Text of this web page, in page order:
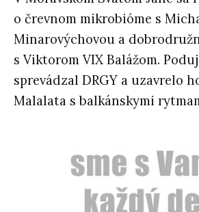
o črevnom mikrobióme s
Minarovýchovou a
s Viktorom VIX Balážom.
sprevádzal DRGY a uzavrelo
Malalata s balkánskymi